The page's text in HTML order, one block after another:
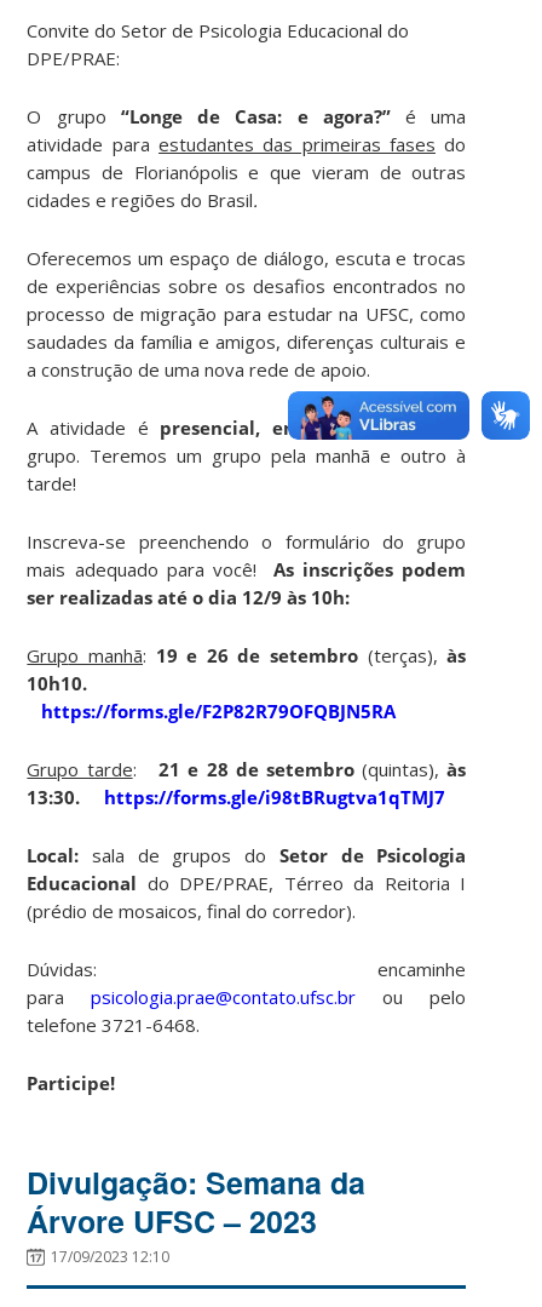
Convite do Setor de Psicologia Educacional do
DPE/PRAE:
O grupo “Longe de Casa: e agora?”é uma
atividade paraestudantes das primeiras fases do
campus de Florianópolis e que vieram de outras
cidades e regiões do Brasil.
Oferecemos um espaço de diálogo, escuta e trocas
de experiências sobre os desafios encontrados no
processo de migração para estudar na UFSC, como
saudades da família e amigos, diferenças culturais e
a construção de uma nova rede de apoio.
A atividade é presencial, em 2 encontros
grupo. Teremos um grupo pela manhã e outro à
tarde!
Inscreva-se preenchendo o formulário do grupo
mais adequado para você!As inscrições podem
ser realizadas até o dia 12/9 às 10h:
Grupo manhã: 19 e 26 de setembro (terças),às
10h10.
https://forms.gle/F2P82R79OFQBJN5RA
Grupo tarde:21 e 28 de setembro(quintas), às
13:30. https://forms.gle/i98tBRugtva1qTMJ7
Local: sala de grupos do Setor de Psicologia
Educacional do DPE/PRAE, Térreo da Reitoria I
(prédio de mosaicos, final do corredor).
Dúvidas: encaminhe
parapsicologia.prae@contato.ufsc.br ou pelo
telefone 3721-6468.
Participe!
Divulgação: Semana da
Árvore UFSC – 2023
17/09/2023 12:10